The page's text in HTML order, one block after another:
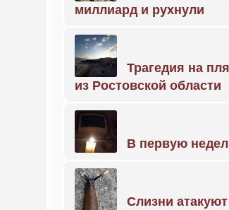
миллиард и рухнули
Трагедия на
из Ростовской области
В первую
Слизни